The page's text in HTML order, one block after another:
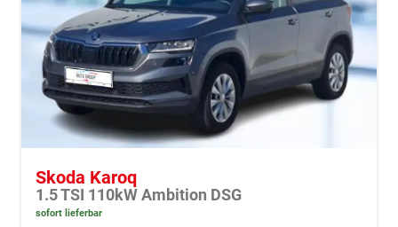
Skoda Karoq
1.5 TSI 110kW Ambition DSG
sofort lieferbar